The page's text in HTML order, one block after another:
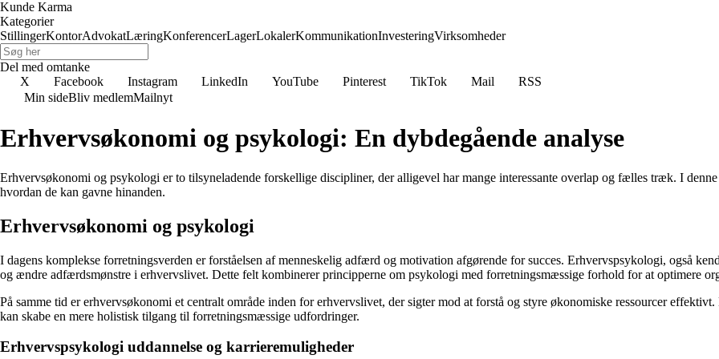
Kunde Karma
Kategorier
StillingerKontorAdvokatLæringKonferencerLagerLokalerKommunikationInvesteringVirksomheder
Del med omtanke
X
Facebook Instagram LinkedIn YouTube Pinterest TikTok Mail
RSS
Min sideBliv medlemMailnyt
Erhvervsøkonomi og psykologi: En dybdegående analyse
Erhvervsøkonomi og psykologi er to tilsyneladende forskellige discipliner, der alligevel har mange interessante overlap og fælles træk. I
hvordan de kan gavne hinanden.
Erhvervsøkonomi og psykologi
I dagens komplekse forretningsverden er forståelsen af menneskelig adfærd og motivation afgørende for succes. Erhvervspsykologi, også
og ændre adfærdsmønstre i erhvervslivet. Dette felt kombinerer principperne om psykologi med forretningsmæssige forhold for at optimere
På samme tid er erhvervsøkonomi et centralt område inden for erhvervslivet, der sigter mod at forstå og styre økonomiske ressourcer
kan skabe en mere holistisk tilgang til forretningsmæssige udfordringer.
Erhvervspsykologi uddannelse og karrieremuligheder